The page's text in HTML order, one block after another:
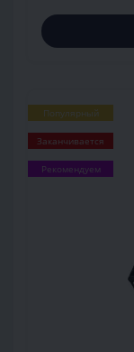
Популярный
Заканчивается
Рекомендуем